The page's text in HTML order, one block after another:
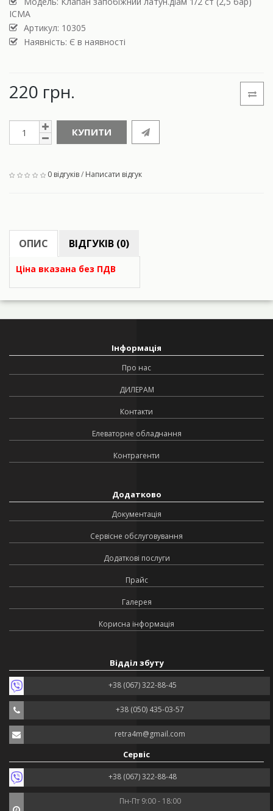
ІСМА
Артикул: 10305
Наявність: Є в наявності
220 грн.
КУПИТИ
0 відгуків/ Написати відгук
ОПИС ВІДГУКІВ (0)
Ціна вказана без ПДВ
Інформація
Про нас
ДИЛЕРАМ
Контакти
Елеваторне обладнання
Контрагенти
Додатково
Документація
Сервісне обслуговування
Додаткові послуги
Прайс
Галерея
Корисна інформація
Відділ збуту
+38 (067) 322-88-45
+38 (050) 435-03-57
retra4m@gmail.com
Сервіс
+38 (067) 322-88-48
Пн-Пт 9:00 - 18:00